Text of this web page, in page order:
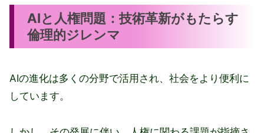
AIと人権問題：技術革新がもたらす
倫理的ジレンマ
AIの進化は多くの分野で活用され、社会をより便利に
しています。